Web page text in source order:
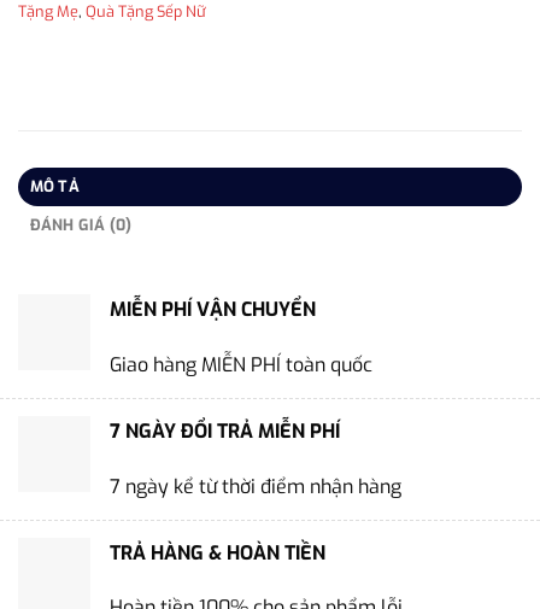
Tặng Mẹ, Quà Tặng Sếp Nữ
MÔ TẢ
ĐÁNH GIÁ (0)
MIỄN PHÍ VẬN CHUYỂN
Giao hàng MIỄN PHÍ toàn quốc
7 NGÀY ĐỔI TRẢ MIỄN PHÍ
7 ngày kể từ thời điểm nhận hàng
TRẢ HÀNG & HOÀN TIỀN